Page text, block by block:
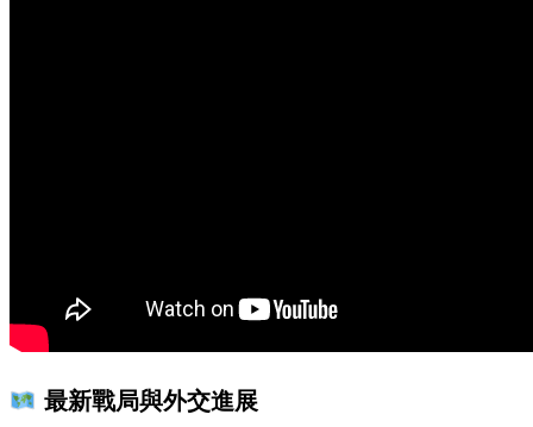
最新戰局與外交進展